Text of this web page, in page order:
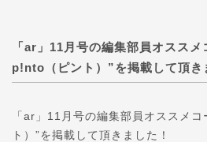
「ar」11月号の編集部員オスス
p!nto（ピント）”を掲載して頂き
「ar」11月号の編集部員オススメ
ト）”を掲載して頂きました！